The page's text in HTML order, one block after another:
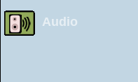
Audio